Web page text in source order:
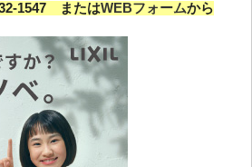
1547 またはWEBフォームから